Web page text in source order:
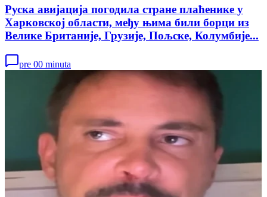
Руска авијација погодила стране плаћенике у
Харковској области, међу њима били борци из
Велике Британије, Грузије, Пољске, Колумбије...
pre 00 minuta